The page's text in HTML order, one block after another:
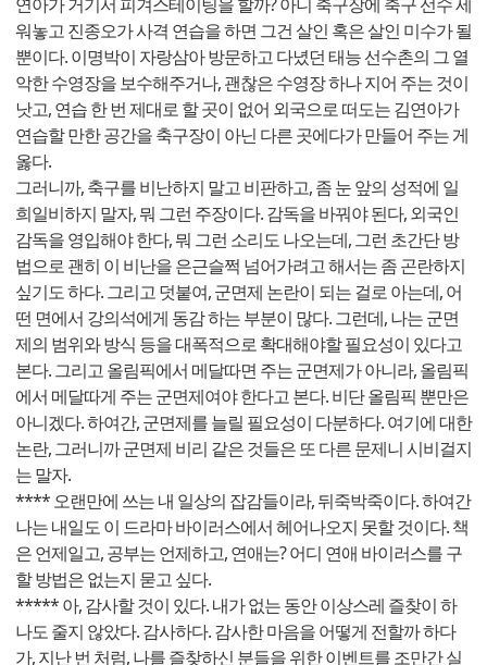
워놓고 진종오가 사격 연습을 하면 그건 살인 혹은 살인 미수가 될
뿐이다. 이명박이 자랑삼아 방문하고 다녔던 태능 선수촌의 그 열
악한 수영장을 보수해주거나, 괜찮은 수영장 하나 지어 주는 것이
낫고, 연습 한 번 제대로 할 곳이 없어 외국으로 떠도는 김연아가
연습할 만한 공간을 축구장이 아닌 다른 곳에다가 만들어 주는 게
옳다.
그러니까, 축구를 비난하지 말고 비판하고, 좀 눈 앞의 성적에 일
희일비하지 말자, 뭐 그런 주장이다. 감독을 바꿔야 된다, 외국인
감독을 영입해야 한다, 뭐 그런 소리도 나오는데, 그런 초간단 방
법으로 괜히 이 비난을 은근슬쩍 넘어가려고 해서는 좀 곤란하지
싶기도 하다. 그리고 덧붙여, 군면제 논란이 되는 걸로 아는데, 어
떤 면에서 강의석에게 동감 하는 부분이 많다. 그런데, 나는 군면
제의 범위와 방식 등을 대폭적으로 확대해야할 필요성이 있다고
본다. 그리고 올림픽에서 메달따면 주는 군면제가 아니라, 올림픽
에서 메달따게 주는 군면제여야 한다고 본다. 비단 올림픽 뿐만은
아니겠다. 하여간, 군면제를 늘릴 필요성이 다분하다. 여기에 대한
논란, 그러니까 군면제 비리 같은 것들은 또 다른 문제니 시비걸지
는 말자.
**** 오랜만에 쓰는 내 일상의 잡감들이라, 뒤죽박죽이다. 하여간
나는 내일도 이 드라마 바이러스에서 헤어나오지 못할 것이다. 책
은 언제일고, 공부는 언제하고, 연애는? 어디 연애 바이러스를 구
할 방법은 없는지 묻고 싶다.
***** 아, 감사할 것이 있다. 내가 없는 동안 이상스레 즐찾이 하
나도 줄지 않았다. 감사하다. 감사한 마음을 어떻게 전할까 하다
가, 지난 번 처럼, 나를 즐찾하신 분들을 위한 이벤트를 조만간 실